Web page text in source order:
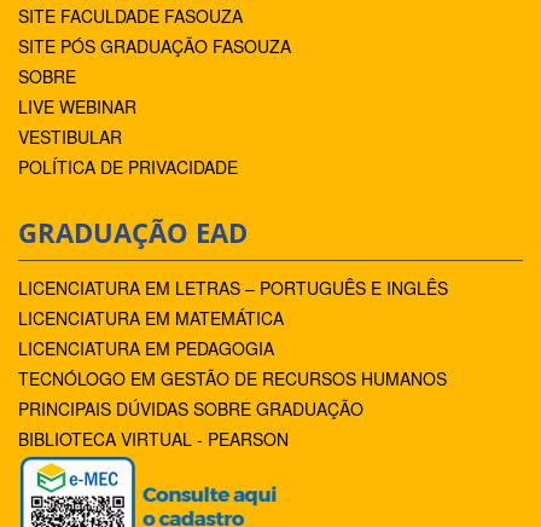
SITE FACULDADE FASOUZA
SITE PÓS GRADUAÇÃO FASOUZA
SOBRE
LIVE WEBINAR
VESTIBULAR
POLÍTICA DE PRIVACIDADE
GRADUAÇÃO EAD
LICENCIATURA EM LETRAS – PORTUGUÊS E INGLÊS
LICENCIATURA EM MATEMÁTICA
LICENCIATURA EM PEDAGOGIA
TECNÓLOGO EM GESTÃO DE RECURSOS HUMANOS
PRINCIPAIS DÚVIDAS SOBRE GRADUAÇÃO
BIBLIOTECA VIRTUAL - PEARSON